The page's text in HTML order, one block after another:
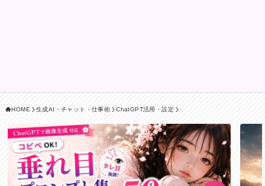
HOME 生成AI・チャット・仕事術 ChatGPT活用・設定